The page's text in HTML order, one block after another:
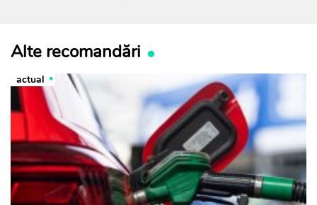
Alte recomandări
actual